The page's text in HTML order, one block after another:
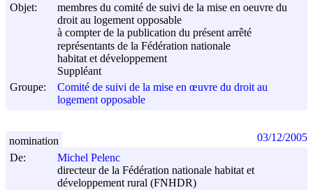
Objet:
membres du comité de suivi de la mise en oeuvre du
droit au logement opposable
à compter de la publication du présent arrêté
représentants de la Fédération nationale
habitat et développement
Suppléant
Groupe:
Comité de suivi de la mise en œuvre du droit au
logement opposable
De:
Michel Pelenc
directeur de la Fédération nationale habitat et
développement rural (FNHDR)
nomination 03/12/2005